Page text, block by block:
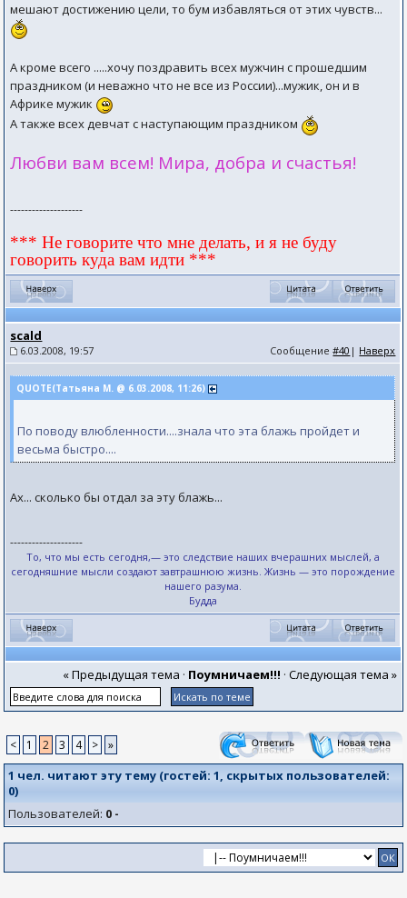
мешают достижению цели, то бум избавляться от этих чувств...
А кроме всего .....хочу поздравить всех мужчин с прошедшим
праздником (и неважно что не все из России)...мужик, он и в
Африке мужик
А также всех девчат с наступающим праздником
Любви вам всем! Мира, добра и счастья!
--------------------
*** Не говорите что мне делать, и я не буду
говорить куда вам идти ***
scald
6.03.2008, 19:57 Сообщение#40 | Наверх
QUOTE(Татьяна М. @ 6.03.2008, 11:26)
По поводу влюбленности....знала что эта блажь пройдет и
весьма быстро....
Ах... сколько бы отдал за эту блажь...
--------------------
То, что мы есть сегодня,— это следствие наших вчерашних мыслей, а
сегодняшние мысли создают завтрашнюю жизнь. Жизнь — это порождение
нашего разума.
Будда
« Предыдущая тема · Поумничаем!!! · Следующая тема »
< 1 2 3 4 > »
1 чел. читают эту тему (гостей:1, скрытых пользователей:
0)
Пользователей: 0 -